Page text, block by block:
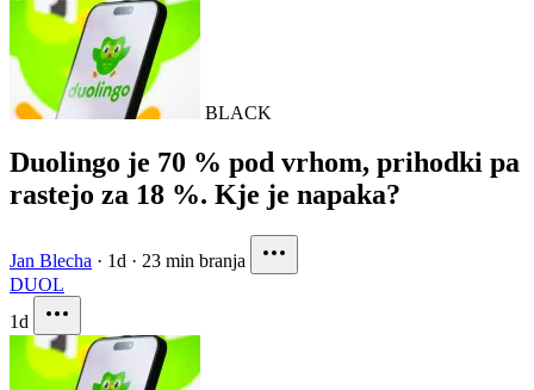
BLACK
Duolingo je 70 % pod vrhom, prihodki pa
rastejo za 18 %. Kje je napaka?
Jan Blecha · 1d · 23 min branja
DUOL
1d